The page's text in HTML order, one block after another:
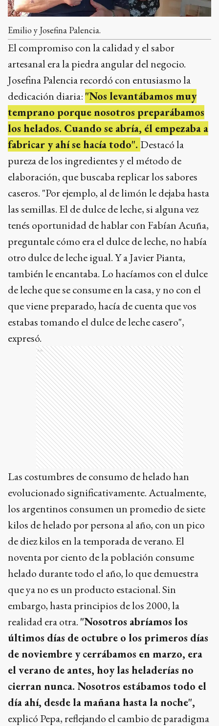
Emilio y Josefina Palencia.
El compromiso con la calidad y el sabor
artesanal era la piedra angular del negocio.
Josefina Palencia recordó con entusiasmo la
dedicación diaria: "Nos levantábamos muy
temprano porque nosotros preparábamos
los helados. Cuando se abría, él empezaba a
fabricar y ahí se hacía todo". Destacó la
pureza de los ingredientes y el método de
elaboración, que buscaba replicar los sabores
caseros. "Por ejemplo, al de limón le dejaba hasta
las semillas. El de dulce de leche, si alguna vez
tenés oportunidad de hablar con Fabían Acuña,
preguntale cómo era el dulce de leche, no había
otro dulce de leche igual. Y a Javier Pianta,
también le encantaba. Lo hacíamos con el dulce
de leche que se consume en la casa, y no con el
que viene preparado, hacía de cuenta que vos
estabas tomando el dulce de leche casero",
expresó.
Ads
Las costumbres de consumo de helado han
evolucionado significativamente. Actualmente,
los argentinos consumen un promedio de siete
kilos de helado por persona al año, con un pico
de diez kilos en la temporada de verano. El
noventa por ciento de la población consume
helado durante todo el año, lo que demuestra
que ya no es un producto estacional. Sin
embargo, hasta principios de los 2000, la
realidad era otra. "Nosotros abríamos los
últimos días de octubre o los primeros días
de noviembre y cerrábamos en marzo, era
el verano de antes, hoy las heladerías no
cierran nunca. Nosotros estábamos todo el
día ahí, desde la mañana hasta la noche",
explicó Pepa, reflejando el cambio de paradigma